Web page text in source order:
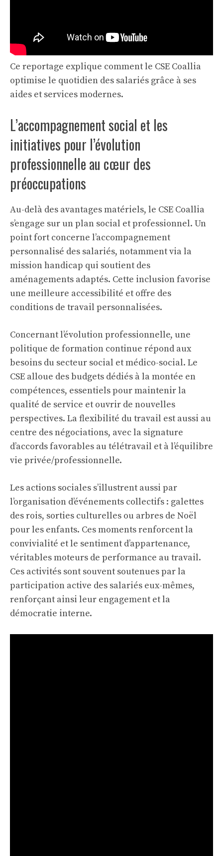
Ce reportage explique comment le CSE Coallia
optimise le quotidien des salariés grâce à ses
aides et services modernes.
L’accompagnement social et les
initiatives pour l’évolution
professionnelle au cœur des
préoccupations
Au-delà des avantages matériels, le CSE Coallia
s’engage sur un plan social et professionnel. Un
point fort concerne l’accompagnement
personnalisé des salariés, notamment via la
mission handicap qui soutient des
aménagements adaptés. Cette inclusion favorise
une meilleure accessibilité et offre des
conditions de travail personnalisées.
Concernant l’évolution professionnelle, une
politique de formation continue répond aux
besoins du secteur social et médico-social. Le
CSE alloue des budgets dédiés à la montée en
compétences, essentiels pour maintenir la
qualité de service et ouvrir de nouvelles
perspectives. La flexibilité du travail est aussi au
centre des négociations, avec la signature
d’accords favorables au télétravail et à l’équilibre
vie privée/professionnelle.
Les actions sociales s’illustrent aussi par
l’organisation d’événements collectifs : galettes
des rois, sorties culturelles ou arbres de Noël
pour les enfants. Ces moments renforcent la
convivialité et le sentiment d’appartenance,
véritables moteurs de performance au travail.
Ces activités sont souvent soutenues par la
participation active des salariés eux-mêmes,
renforçant ainsi leur engagement et la
démocratie interne.